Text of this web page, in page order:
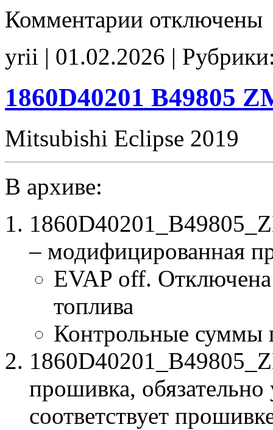
Комментарии записи
831219
E2
отключены
yrii | 01.02.2026 |
1860D40201 B49805
Mitsubishi Eclipse 2019
В архиве:
– модифицированная
EVAP off. Отключена
топлива
Контрольные суммы
прошивка, обязательно
соответствует